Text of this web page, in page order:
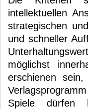
intellektuellen
strategischen
und schneller
möglichst
erschienen
Spiele dürfen